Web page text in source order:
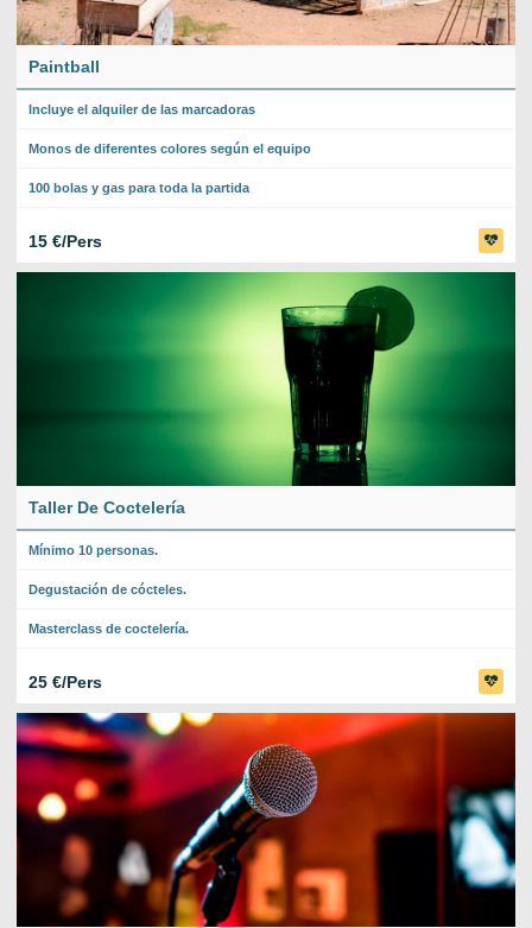
Paintball
Incluye el alquiler de las marcadoras
Monos de diferentes colores según el equipo
100 bolas y gas para toda la partida
15 €/Pers
Taller De Coctelería
Mínimo 10 personas.
Degustación de cócteles.
Masterclass de coctelería.
25 €/Pers